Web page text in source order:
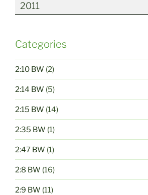
2011
Categories
2:10 BW (2)
2:14 BW (5)
2:15 BW (14)
2:35 BW (1)
2:47 BW (1)
2:8 BW (16)
2:9 BW (11)